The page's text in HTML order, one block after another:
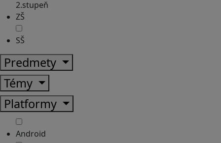
2.stupeň
ZŠ
SŠ
Predmety
Témy
Platformy
Android